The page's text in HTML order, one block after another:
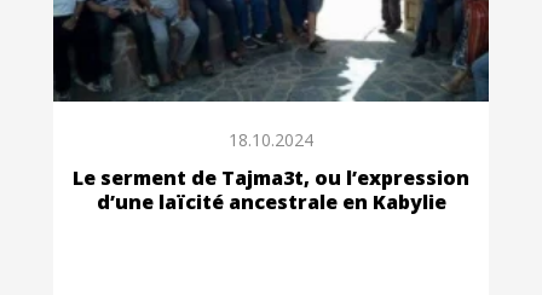
18.10.2024
Le serment de Tajma3t, ou l’expression
d’une laïcité ancestrale en Kabylie